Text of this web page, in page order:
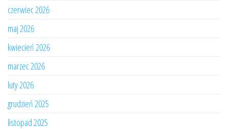
czerwiec 2026
maj 2026
kwiecień 2026
marzec 2026
luty 2026
grudzień 2025
listopad 2025